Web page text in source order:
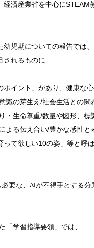
経済産業省を中心にSTEAM
幼児期についての報告では
されるものに
ポイント」があり、健康な
識の芽生え/社会生活との関
・生命尊重/数量や図形、標
よる伝え合い/豊かな感性と
って欲しい10の姿」等と呼
必要な、AIが不得手とする分
「学習指導要領」では、